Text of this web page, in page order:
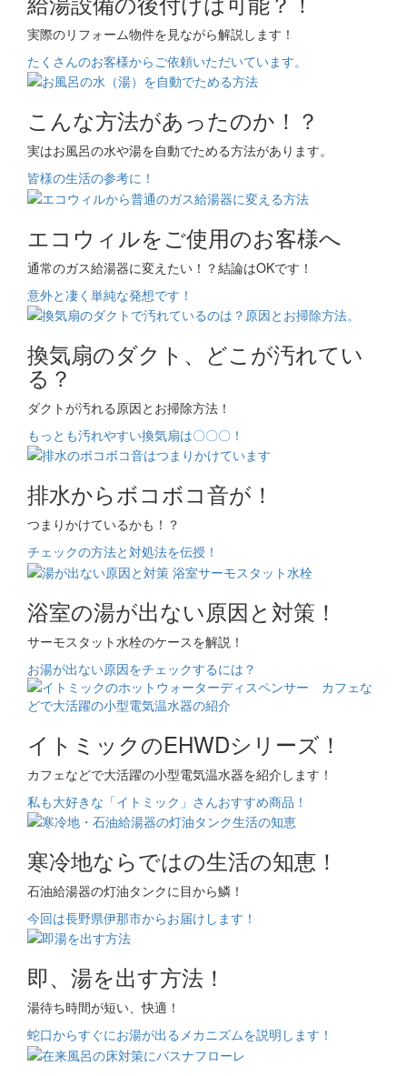
実際のリフォーム物件を見ながら解説します！
たくさんのお客様からご依頼いただいています。
こんな方法があったのか！？
実はお風呂の水や湯を自動でためる方法があります。
皆様の生活の参考に！
エコウィルをご使用のお客様へ
通常のガス給湯器に変えたい！？結論はOKです！
意外と凄く単純な発想です！
換気扇のダクト、どこが汚れてい
る？
ダクトが汚れる原因とお掃除方法！
もっとも汚れやすい換気扇は〇〇〇！
排水からボコボコ音が！
つまりかけているかも！？
チェックの方法と対処法を伝授！
浴室の湯が出ない原因と対策！
サーモスタット水栓のケースを解説！
お湯が出ない原因をチェックするには？
イトミックのEHWDシリーズ！
カフェなどで大活躍の小型電気温水器を紹介します！
私も大好きな「イトミック」さんおすすめ商品！
寒冷地ならではの生活の知恵！
石油給湯器の灯油タンクに目から鱗！
今回は長野県伊那市からお届けします！
即、湯を出す方法！
湯待ち時間が短い、快適！
蛇口からすぐにお湯が出るメカニズムを説明します！